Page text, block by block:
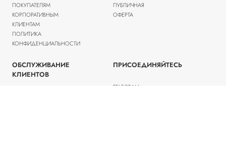
ПОКУПАТЕЛЯМ
КОРПОРАТИВНЫМ
КЛИЕНТАМ
ПОЛИТИКА
КОНФИДЕНЦИАЛЬНОСТИ
ПУБЛИЧНАЯ
ОФЕРТА
ОБСЛУЖИВАНИЕ
КЛИЕНТОВ
ПРИСОЕДИНЯЙТЕСЬ
TELEGRAM